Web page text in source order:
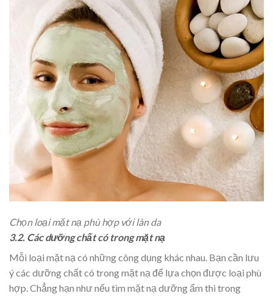
Chọn loại mặt nạ phù hợp với làn da
3.2. Các dưỡng chất có trong mặt nạ
Mỗi loại mặt nạ có những công dụng khác nhau. Bạn cần lưu
ý các dưỡng chất có trong mặt nạ để lựa chọn được loại phù
hợp. Chẳng hạn như nếu tìm mặt nạ dưỡng ẩm thì trong